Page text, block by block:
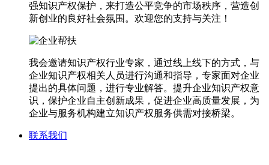
强知识产权保护，来打造公平竞争的市场秩序，营造创
新创业的良好社会氛围。欢迎您的支持与关注！
我会邀请知识产权行业专家，通过线上线下的方式，与
企业知识产权相关人员进行沟通和指导，专家面对企业
提出的具体问题，进行专业解答。提升企业知识产权意
识，保护企业自主创新成果，促进企业高质量发展，为
企业与服务机构建立知识产权服务供需对接桥梁。
联系我们